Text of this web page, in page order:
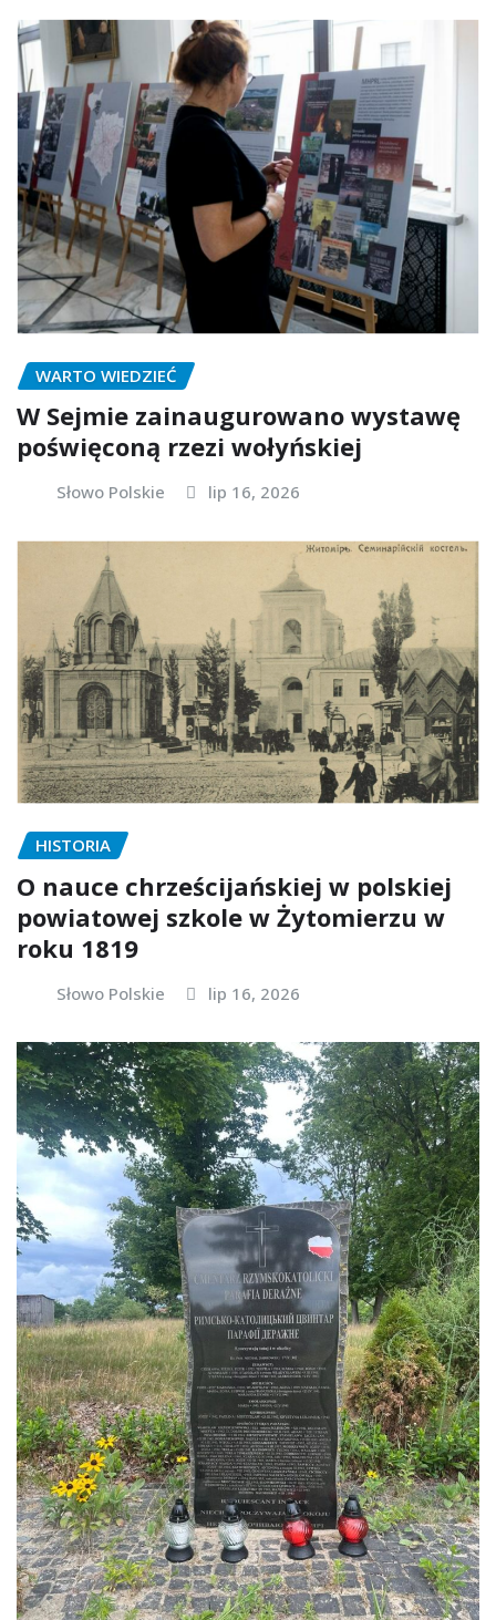
WARTO WIEDZIEĆ
W Sejmie zainaugurowano wystawę
poświęconą rzezi wołyńskiej
Słowo Polskie lip 16, 2026
HISTORIA
O nauce chrześcijańskiej w polskiej
powiatowej szkole w Żytomierzu w
roku 1819
Słowo Polskie lip 16, 2026